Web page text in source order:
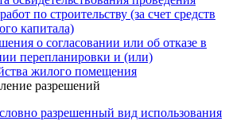
по строительству (за счет средств
капитала)
о согласовании или об отказе в
перепланировки и (или)
жилого помещения
разрешений
разрешенный вид использования